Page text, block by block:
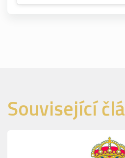
Související